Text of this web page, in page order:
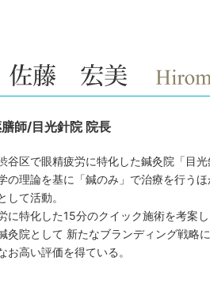
師/目光針院 院長
谷区で眼精疲労に特化した鍼灸院「目光
の理論を基に「鍼のみ」で治療を行う
して活動。
に特化した15分のクイック施術を考案
灸院として 新たなブランディング戦略
お高い評価を得ている。